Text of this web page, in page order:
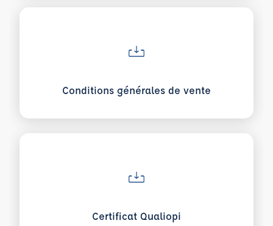
Conditions générales de vente
Certificat Qualiopi